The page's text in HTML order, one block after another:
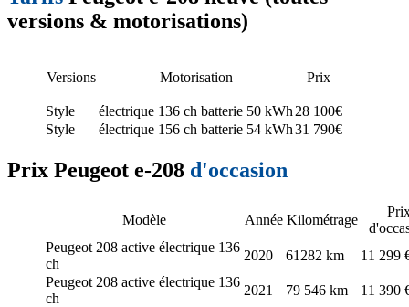
versions & motorisations)
Versions Motorisation Prix
Style électrique 136 ch batterie 50 kWh 28 100€
Style
électrique 156 ch batterie 54 kWh31 790€
Prix Peugeot e-208 d'occasion
Modèle Année Kilométrage
Peugeot 208 active électrique 136
ch
2020 61282 km
11 299
Peugeot 208 active électrique 136
ch
2021 79 546 km
11 390